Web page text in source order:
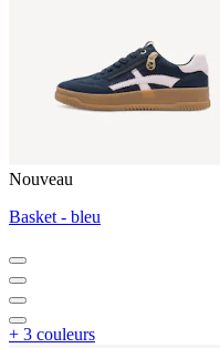
Nouveau
Basket - bleu
+ 3 couleurs